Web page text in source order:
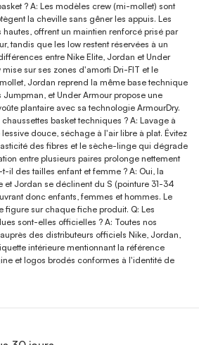
? A: Les modèles crew (mi-mollet) sont
la cheville sans gêner les appuis. Les
offrent un maintien renforcé prisé par
tandis que les low restent réservées à un
entre Nike Elite, Jordan et Under
mise sur ses zones d'amorti Dri-FIT et le
Jordan reprend la même base technique
et Under Armour propose une
plantaire avec sa technologie ArmourDry.
basket techniques ? A: Lavage à
douce, séchage à l'air libre à plat. Évitez
des fibres et le sèche-linge qui dégrade
entre plusieurs paires prolonge nettement
il des tailles enfant et femme ? A: Oui, la
et Jordan se déclinent du S (pointure 31-34
donc enfants, femmes et hommes. Le
figure sur chaque fiche produit. Q: Les
sont-elles officielles ? A: Toutes nos
des distributeurs officiels Nike, Jordan,
intérieure mentionnant la référence
et logos brodés conformes à l'identité de